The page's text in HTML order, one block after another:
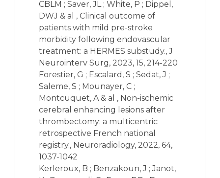
CBLM ; Saver, JL ; White, P ; Dippel,
DWJ & al , Clinical outcome of
patients with mild pre-stroke
morbidity following endovascular
treatment: a HERMES substudy., J
Neurointerv Surg, 2023, 15, 214-220
Forestier, G ; Escalard, S ; Sedat, J ;
Saleme, S ; Mounayer, C ;
Montcuquet, A & al , Non-ischemic
cerebral enhancing lesions after
thrombectomy: a multicentric
retrospective French national
registry., Neuroradiology, 2022, 64,
1037-1042
Kerleroux, B ; Benzakoun, J ; Janot,